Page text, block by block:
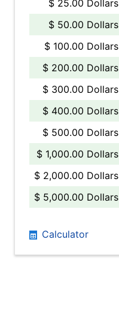
$ 25.00 Dollars
$ 50.00 Dollars
$ 100.00 Dollars
$ 200.00 Dollars
$ 300.00 Dollars
$ 400.00 Dollars
$ 500.00 Dollars
$ 1,000.00 Dollars
$ 2,000.00 Dollars
$ 5,000.00 Dollars
Calculator